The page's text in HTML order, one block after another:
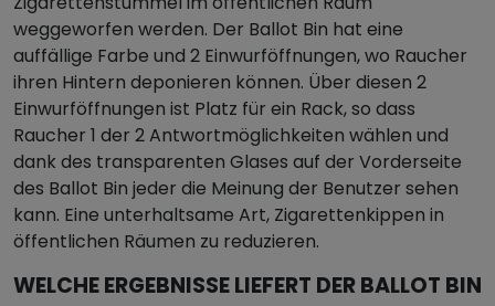
weggeworfen werden. Der Ballot Bin hat eine
auffällige Farbe und 2 Einwurföffnungen, wo Raucher
ihren Hintern deponieren können. Über diesen 2
Einwurföffnungen ist Platz für ein Rack, so dass
Raucher 1 der 2 Antwortmöglichkeiten wählen und
dank des transparenten Glases auf der Vorderseite
des Ballot Bin jeder die Meinung der Benutzer sehen
kann. Eine unterhaltsame Art, Zigarettenkippen in
öffentlichen Räumen zu reduzieren.
WELCHE ERGEBNISSE LIEFERT DER BALLOT BIN